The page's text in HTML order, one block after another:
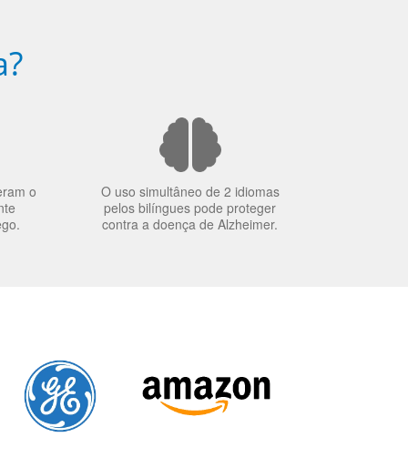
o
O uso simultâneo de 2 idiomas
pelos bilíngues pode proteger
contra a doença de Alzheimer.